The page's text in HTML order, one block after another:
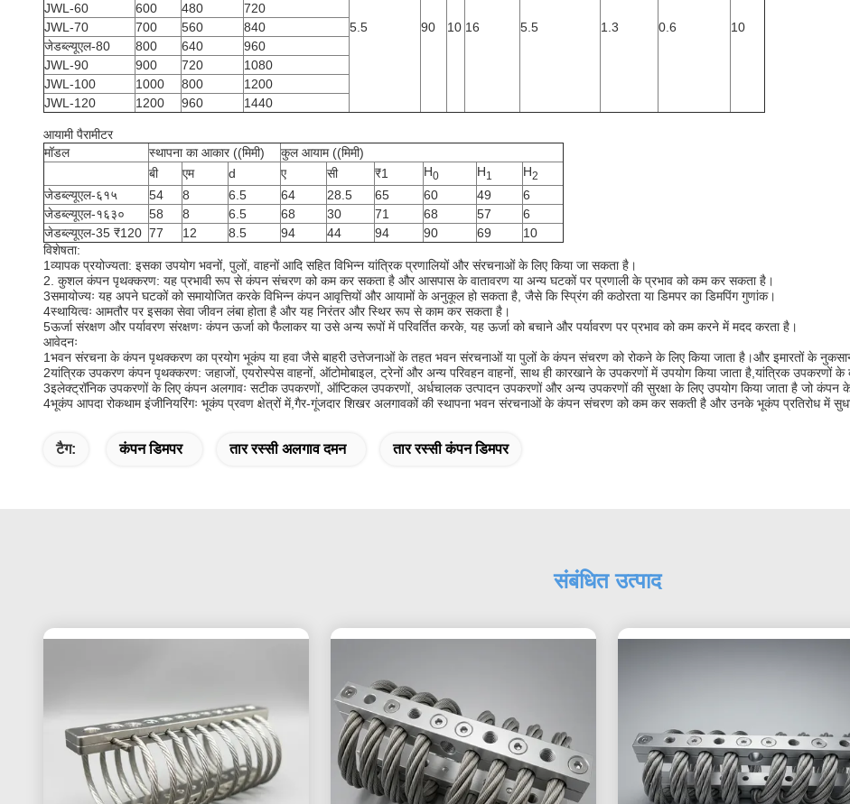
5.5 90 10 16 5.5 1.3 0.6 10
JWL-60
600 480
720
JWL-70
700 560
840
जेडब्ल्यूएल-80
800 640
960
JWL-90
900 720
1080
JWL-100
1000 800
1200
JWL-120
1200 960 1440
आयामी पैरामीटर
मॉडल
स्थापना का आकार ((मिमी)
कुल आयाम ((मिमी)
बी
एम d ए सी ₹1 H0 H1 H2
जेडब्ल्यूएल-६१५ 54 8 6.5 64 28.5 65 60 49
6
जेडब्ल्यूएल-१६३०
58 8 6.5 68 30 71 68 57
6
जेडब्ल्यूएल-35 ₹120 77 12 8.5 94 44 94 90 69
10
विशेषता:
1व्यापक प्रयोज्यता: इसका उपयोग भवनों, पुलों, वाहनों आदि सहित विभिन्न यांत्रिक प्रणालियों और संरचनाओं के लिए किया जा सकता है।
2. कुशल कंपन पृथक्करण: यह प्रभावी रूप से कंपन संचरण को कम कर सकता है और आसपास के वातावरण या अन्य घटकों पर प्रणाली के प्रभाव को कम कर सकता है।
3समायोज्यः यह अपने घटकों को समायोजित करके विभिन्न कंपन आवृत्तियों और आयामों के अनुकूल हो सकता है, जैसे कि स्प्रिंग की कठोरता या डिमपर का डिमपिंग गुणांक।
4स्थायित्वः आमतौर पर इसका सेवा जीवन लंबा होता है और यह निरंतर और स्थिर रूप से काम कर सकता है।
5ऊर्जा संरक्षण और पर्यावरण संरक्षणः कंपन ऊर्जा को फैलाकर या उसे अन्य रूपों में परिवर्तित करके, यह ऊर्जा को बचाने और पर्यावरण पर प्रभाव को कम करने में मदद करता है।
आवेदनः
1भवन संरचना के कंपन पृथक्करण का प्रयोग भूकंप या हवा जैसे बाहरी उत्तेजनाओं के तहत भवन संरचनाओं या पुलों के कंपन संचरण को रोकने के लिए किया जाता है।और इमारतों के
2यांत्रिक उपकरण कंपन पृथक्करण: जहाजों, एयरोस्पेस वाहनों, ऑटोमोबाइल, ट्रेनों और अन्य परिवहन वाहनों, साथ ही कारखाने के उपकरणों में उपयोग किया जाता है,यांत्रिक उपकरणों
3इलेक्ट्रॉनिक उपकरणों के लिए कंपन अलगावः सटीक उपकरणों, ऑप्टिकल उपकरणों, अर्धचालक उत्पादन उपकरणों और अन्य उपकरणों की सुरक्षा के लिए उपयोग किया जाता है जो कंपन
4भूकंप आपदा रोकथाम इंजीनियरिंगः भूकंप प्रवण क्षेत्रों में,गैर-गूंजदार शिखर अलगावकों की स्थापना भवन संरचनाओं के कंपन संचरण को कम कर सकती है और उनके भूकंप प्रतिरोध में
टैग: कंपन डिमपर तार रस्सी अलगाव दमन तार रस्सी कंपन डिमपर
संबंधित उत्पाद